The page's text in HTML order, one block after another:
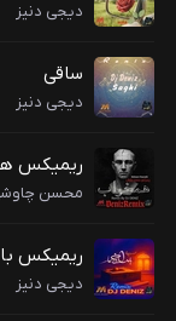
دیجی دنیز
ساقی
دیجی دنیز
ریمیکس
محسن
ریمیکس
دیجی دنیز